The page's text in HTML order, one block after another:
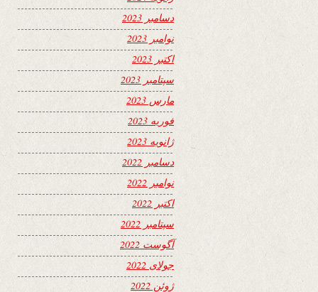
دسامبر 2023
نوامبر 2023
اکتبر 2023
سپتامبر 2023
مارس 2023
فوریه 2023
ژانویه 2023
دسامبر 2022
نوامبر 2022
اکتبر 2022
سپتامبر 2022
آگوست 2022
جولای 2022
ژوئن 2022